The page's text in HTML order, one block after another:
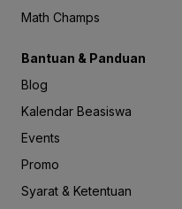
Math Champs
Bantuan & Panduan
Blog
Kalendar Beasiswa
Events
Promo
Syarat & Ketentuan